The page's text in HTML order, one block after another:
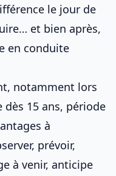
le jour de
… et bien après,
en conduite
notamment lors
15 ans, période
à
prévoir,
à venir, anticipe